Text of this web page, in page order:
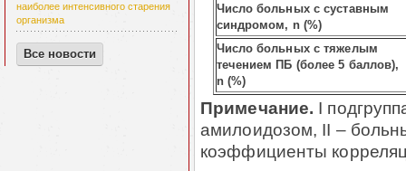
наиболее интенсивного старения
организма
Все новости
Число больных с суставным
синдромом, n (%)
Число больных с тяжелым
течением ПБ (более 5 баллов),
n (%)
Примечание. I
амилоидозом, II –
коэффициенты